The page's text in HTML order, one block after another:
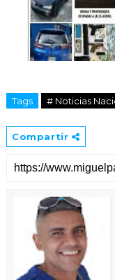
Tags # Noticias
Compartir